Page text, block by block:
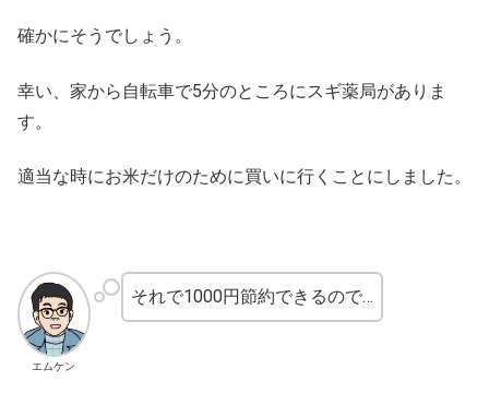
確かにそうでしょう。
幸い、家から自転車で5分のところにスギ薬局がありま
す。
適当な時にお米だけのために買いに行くことにしました。
エムケン
それで1000円節約できるので…